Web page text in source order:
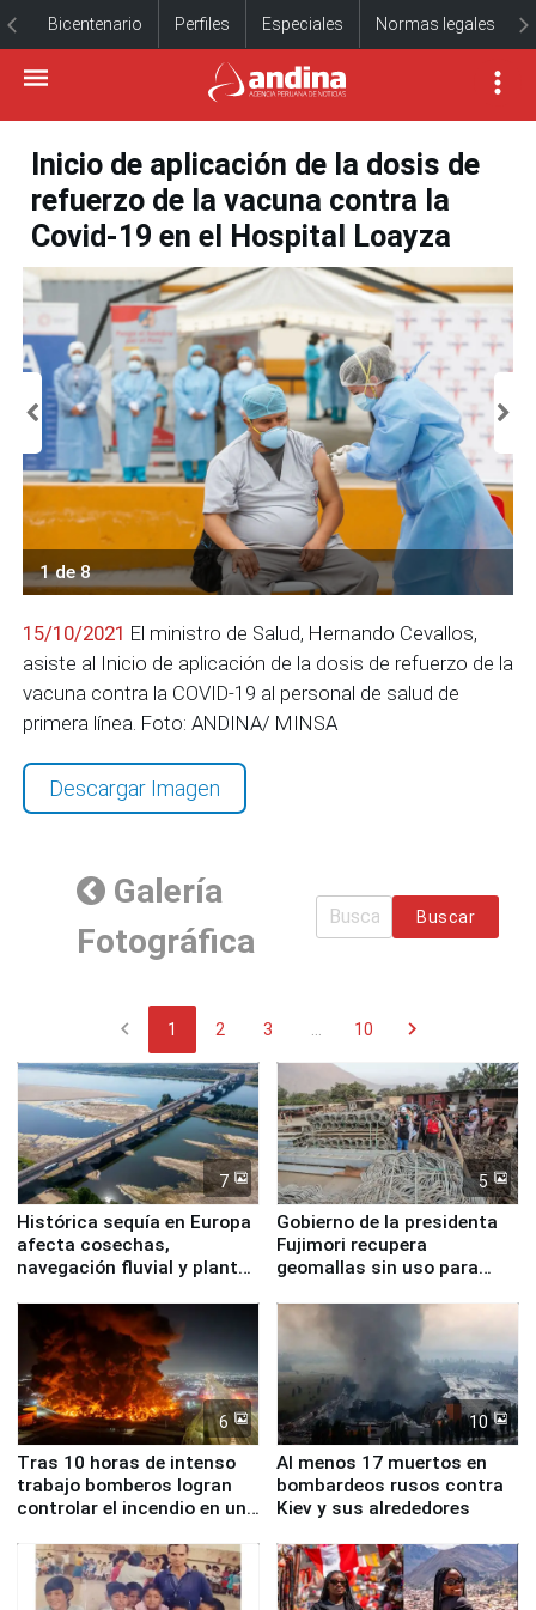
Bicentenario Perfiles Especiales Normas legales
Inicio de aplicación de la dosis de
refuerzo de la vacuna contra la
Covid-19 en el Hospital Loayza
1 de 8
15/10/2021 El ministro de Salud, Hernando Cevallos,
asiste al Inicio de aplicación de la dosis de refuerzo de la
vacuna contra la COVID-19 al personal de salud de
primera línea. Foto: ANDINA/ MINSA
Descargar Imagen
Galería
Fotográfica
Buscar
chevron_left 1 2 3 10 chevron_right
7
Histórica sequía en Europa
afecta cosechas,
navegación fluvial y plantas
5
Gobierno de la presidenta
Fujimori recupera
geomallas sin uso para
Fenómeno El Niño
6
Tras 10 horas de intenso
trabajo bomberos logran
controlar el incendio en una
de Chile
10
Al menos 17 muertos en
bombardeos rusos contra
Kiev y sus alrededores